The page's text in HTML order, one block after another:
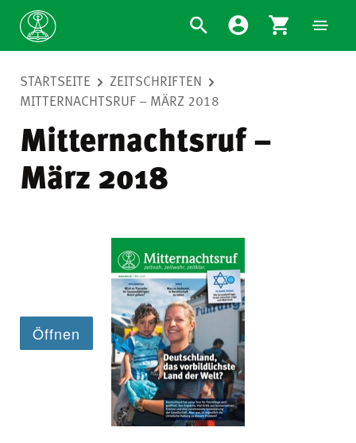
STARTSEITE
ZEITSCHRIFTEN
MITTERNACHTSRUF – MÄRZ 2018
Mitternachtsruf –
März 2018